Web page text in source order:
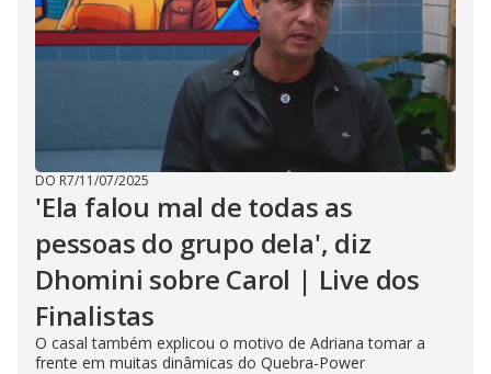
DO R7/11/07/2025
'Ela falou mal de todas as
pessoas do grupo dela', diz
Dhomini sobre Carol | Live dos
Finalistas
O casal também explicou o motivo de Adriana tomar a
frente em muitas dinâmicas do Quebra-Power